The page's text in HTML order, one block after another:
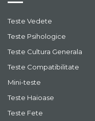
Teste Vedete
Teste Psihologice
Teste Cultura Generala
Teste Compatibilitate
Mini-teste
Teste Haioase
Teste Fete